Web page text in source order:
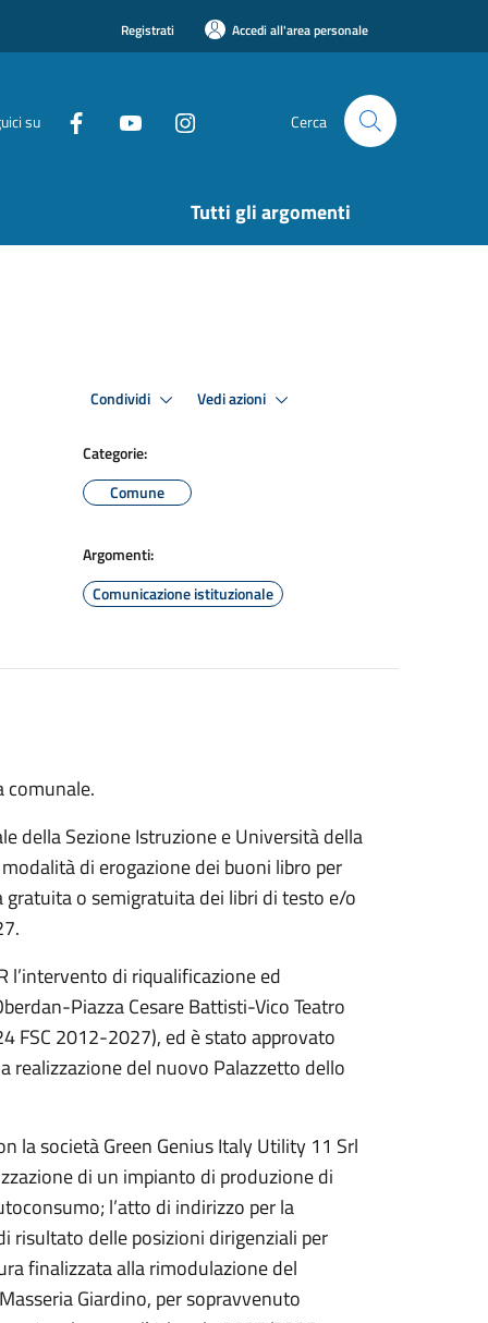
Registrati Accedi all'area personale
su Cerca
Tutti gli argomenti
Condividi Vedi azioni
Categorie:
Comune
Argomenti:
Comunicazione istituzionale
comunale.
della Sezione Istruzione e Università della
di erogazione dei buoni libro per
o semigratuita dei libri di testo e/o
l’intervento di riqualificazione ed
Piazza Cesare Battisti-Vico Teatro
FSC 2012-2027), ed è stato approvato
realizzazione del nuovo Palazzetto dello
la società Green Genius Italy Utility 11 Srl
di un impianto di produzione di
l’atto di indirizzo per la
risultato delle posizioni dirigenziali per
finalizzata alla rimodulazione del
Giardino, per sopravvenuto